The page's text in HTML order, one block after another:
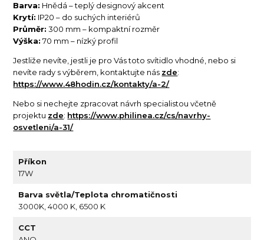
Barva: Hnědá – teplý designový akcent
Krytí: IP20 – do suchých interiérů
Průměr: 300 mm – kompaktní rozměr
Výška: 70 mm – nízký profil
Jestliže nevíte, jestli je pro Vás toto svítidlo vhodné, nebo si
nevíte rady s výběrem, kontaktujte nás zde:
https://www.48hodin.cz/kontakty/a-2/
Nebo si nechejte zpracovat návrh specialistou včetně
projektu zde: https://www.philinea.cz/cs/navrhy-
osvetleni/a-31/
Příkon
17W
Barva světla/Teplota chromatičnosti
3000K, 4000 K, 6500 K
CCT